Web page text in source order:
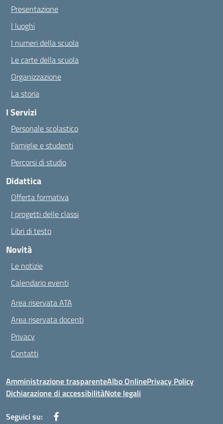
Presentazione
I luoghi
I numeri della scuola
Le carte della scuola
Organizzazione
La storia
I Servizi
Personale scolastico
Famiglie e studenti
Percorsi di studio
Didattica
Offerta formativa
I progetti delle classi
Libri di testo
Novità
Le notizie
Calendario eventi
Area riservata ATA
Area riservata docenti
Privacy
Contatti
Amministrazione trasparenteAlbo OnlinePrivacy Policy
Dichiarazione di accessibilitàNote legali
Seguici su: